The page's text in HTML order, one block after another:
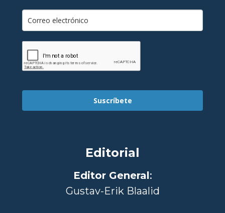
Suscríbete
Editorial
Editor General:
Gustav-Erik Blaalid